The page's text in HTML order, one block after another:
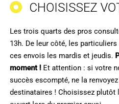
CHOISISSEZ
Les trois quarts des pros
13h. De leur côté, les
ces envois les mardis et jeudis.
moment ! Et attention : si votre
succès escompté, ne la
destinataires ! Choisissez plutôt